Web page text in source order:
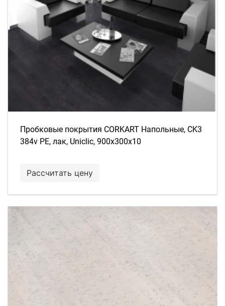
Пробковые покрытия CORKART Напольные, CK3
384v PE, лак, Uniclic, 900x300x10
Рассчитать цену